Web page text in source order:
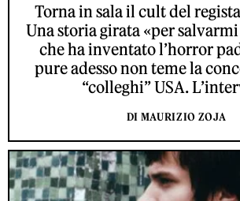
Torna in sala il cult del
Una storia girata «per
che ha inventato l’horror
pure adesso non teme la
“colleghi” USA.
DI MAURIZIO ZOJA